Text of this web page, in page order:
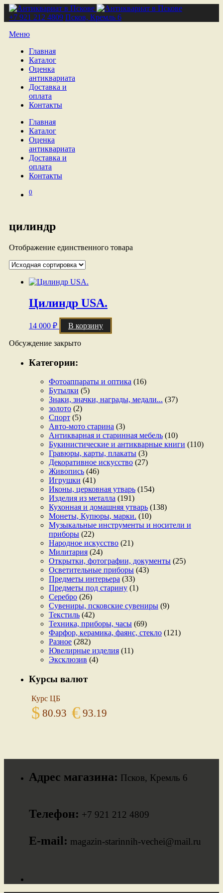
+7 921 212 4809 Псков, Кремль 6
Меню
Главная
Каталог
Оценка
антиквариата
Доставка и
оплата
Контакты
Главная
Каталог
Оценка
антиквариата
Доставка и
оплата
Контакты
0
цилиндр
Отображение единственного товара
Цилиндр USA.
14 000 ₽ В корзину
Обсуждение закрыто
Категории:
Фотоаппараты и оптика (16)
Бутылки (5)
Знаки, значки, награды, медали... (37)
золото (2)
Спорт (5)
Авто-мото старина (3)
Антикварная и старинная мебель (10)
Букинистические и антикварные книги (110)
Гравюры, карты, плакаты (3)
Декоративное искусство (27)
Живопись (46)
Игрушки (41)
Иконы, церковная утварь (154)
Изделия из металла (191)
Кухонная и домашняя утварь (138)
Монеты, Купюры, марки. (10)
Музыкальные инструменты и носители и
приборы (22)
Народное искусство (21)
Милитария (24)
Открытки, фотографии, документы (25)
Осветительные приборы (43)
Предметы интерьера (33)
Предметы под старину (1)
Серебро (26)
Сувениры, псковские сувениры (9)
Текстиль (42)
Техника, приборы, часы (69)
Фарфор, керамика, фаянс, стекло (121)
Разное (282)
Ювелирные изделия (11)
Эксклюзив (4)
Курсы валют
Курс ЦБ
$ 80.93 € 93.19
Адрес магазина: Псков, Кремль 6
Телефон: +7 921 212 4809
E-mail: magazin-starinnih-vechei@mail.ru